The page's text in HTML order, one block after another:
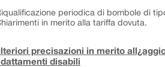
periodica di bombole di
in merito alla tariffa dovuta.
precisazioni in merito
disabili